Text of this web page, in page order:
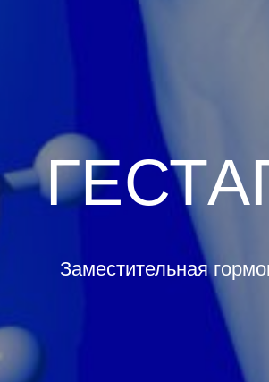
Заместительная